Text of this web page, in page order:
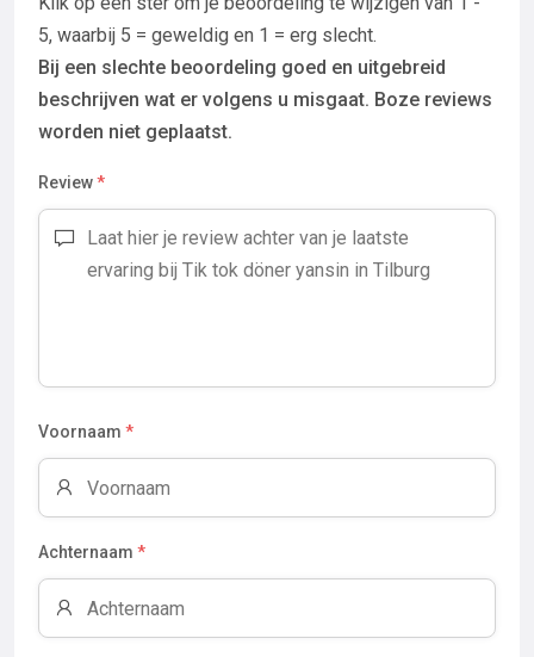
5, waarbij 5 = geweldig en 1 = erg slecht.
Bij een slechte beoordeling goed en uitgebreid
beschrijven wat er volgens u misgaat. Boze reviews
worden niet geplaatst.
Review*
Voornaam *
Achternaam *